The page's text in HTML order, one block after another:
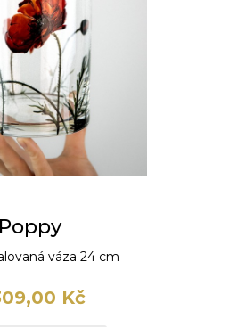
Poppy
váza 24 cm
Kč